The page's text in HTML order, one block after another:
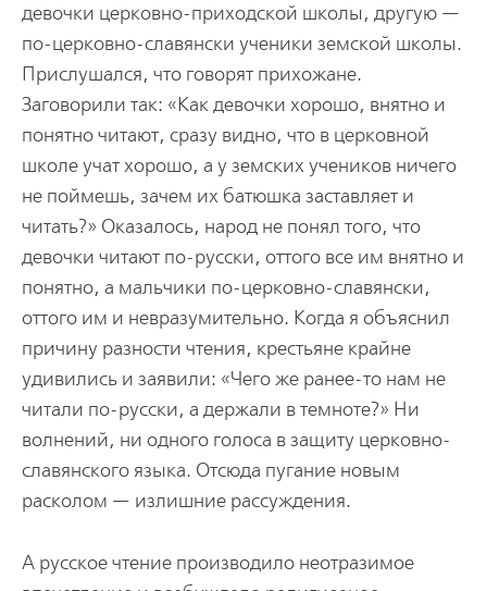
девочки церковно-приходской школы, другую —
по-церковно-славянски ученики земской школы.
Прислушался, что говорят прихожане.
Заговорили так: «Как девочки хорошо, внятно и
понятно читают, сразу видно, что в церковной
школе учат хорошо, а у земских учеников ничего
не поймешь, зачем их батюшка заставляет и
читать?» Оказалось, народ не понял того, что
девочки читают по-русски, оттого все им внятно и
понятно, а мальчики по-церковно-славянски,
оттого им и невразумительно. Когда я объяснил
причину разности чтения, крестьяне крайне
удивились и заявили: «Чего же ранее-то нам не
читали по-русски, а держали в темноте?» Ни
волнений, ни одного голоса в защиту церковно-
славянского языка. Отсюда пугание новым
расколом — излишние рассуждения.
А русское чтение производило неотразимое